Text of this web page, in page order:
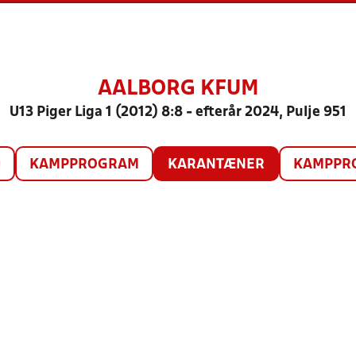
AALBORG KFUM
U13 Piger Liga 1 (2012) 8:8 - efterår 2024, Pulje 951
KAMPPROGRAM KARANTÆNER